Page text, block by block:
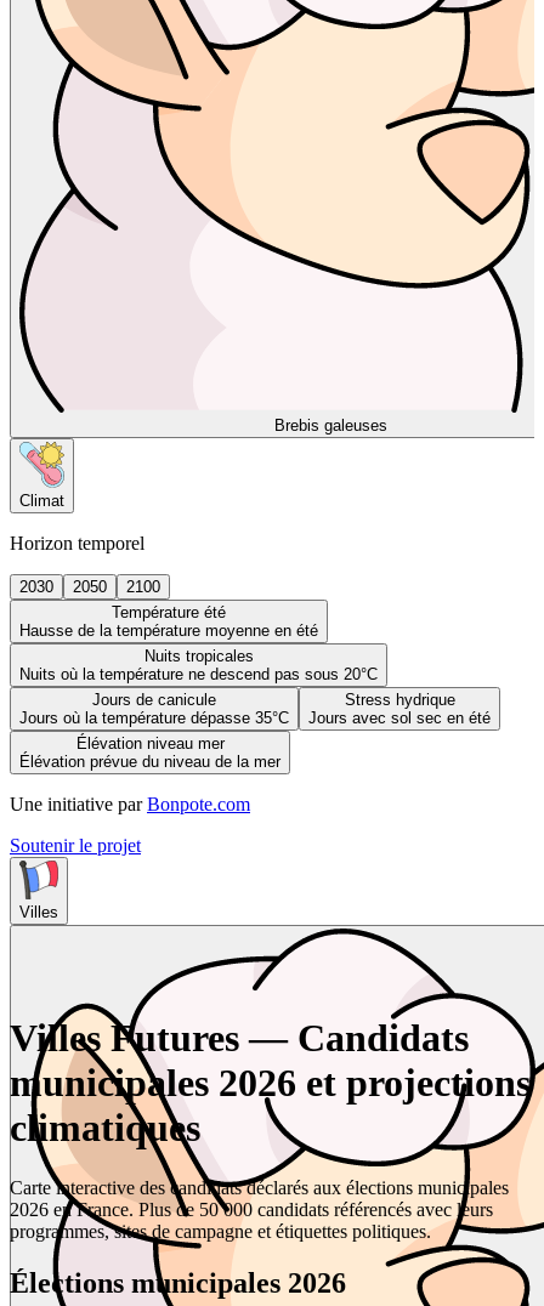
Brebis galeuses
Climat
Horizon temporel
2030 2050
2100
Température été
Hausse de la température moyenne en été
Nuits tropicales
Nuits où la température ne descend pas sous 20°C
Jours de canicule
Jours où la température dépasse 35°C
Stress hydrique
Jours avec sol sec en été
Élévation niveau mer
Élévation prévue du niveau de la mer
Une initiative par Bonpote.com
Soutenir le projet
Villes
Villes Futures — Candidats
municipales 2026 et projections
climatiques
Carte interactive des candidats déclarés aux élections municipales
2026 en France. Plus de 50 000 candidats référencés avec leurs
programmes, sites de campagne et étiquettes politiques.
Élections municipales 2026